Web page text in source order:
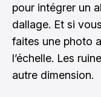
pour intégrer un
dallage. Et si
faites une photo
l’échelle. Les
autre dimension.